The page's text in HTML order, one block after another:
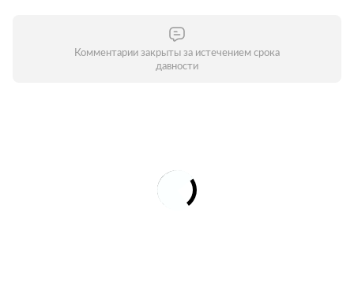
Комментарии закрыты за истечением срока
давности